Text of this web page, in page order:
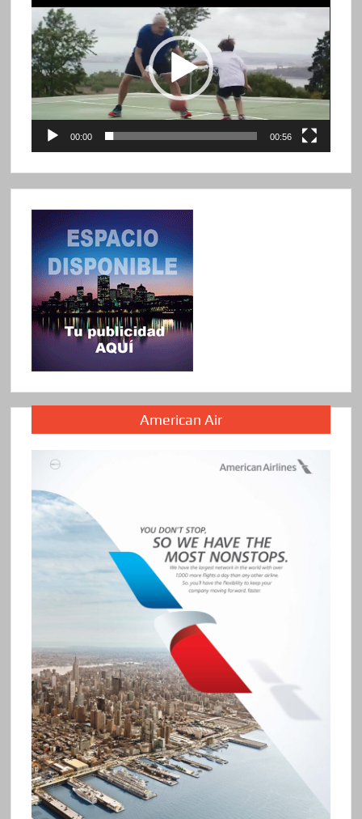
de
vídeo
00:00 00:56
American Air